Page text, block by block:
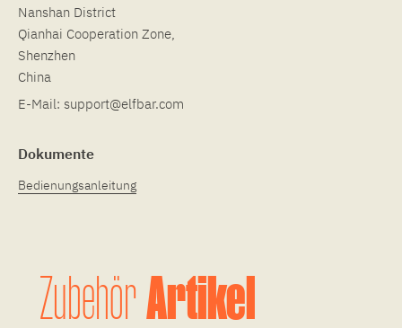
Nanshan District
Qianhai Cooperation Zone,
Shenzhen
China
E-Mail: support@elfbar.com
Dokumente
Bedienungsanleitung
ZubehörArtikel